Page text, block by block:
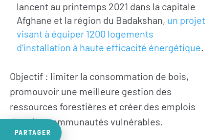
PARTAGER
lancent au printemps 2021 dans la capitale
Afghane et la région du Badakshan, un projet
visant à équiper 1200 logements
d’installation à haute efficacité énergétique.
Objectif : limiter la consommation de bois,
promouvoir une meilleure gestion des
ressources forestières et créer des emplois
dans les communautés vulnérables.